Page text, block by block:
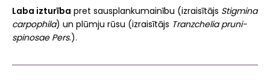
Laba izturība pret sausplankumainību (izraisītājs Stigmina
carpophila) un plūmju rūsu (izraisītājs Tranzchelia pruni-
spinosae Pers.).